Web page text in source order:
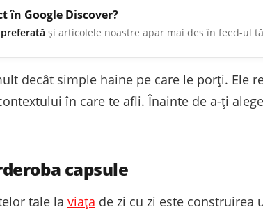
în Google Discover?
și articolele noastre apar mai des în feed-ul
decât simple haine pe care le porți. Ele
în care te afli. Înainte de a-ți
capsule
tale la viața de zi cu zi este construirea